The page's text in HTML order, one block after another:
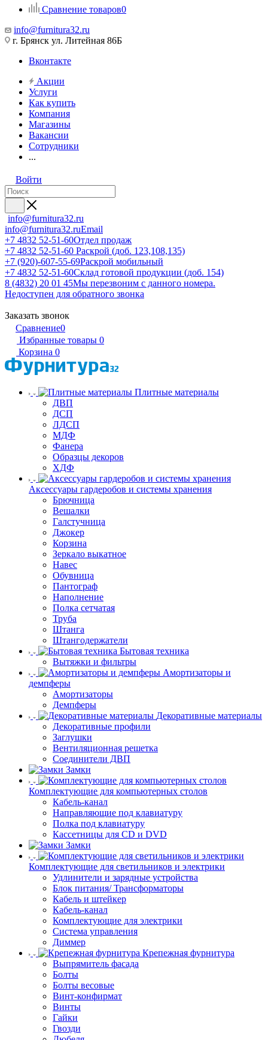
Сравнение товаров0
info@furnitura32.ru
г. Брянск ул. Литейная 86Б
Вконтакте
Акции
Услуги
Как купить
Компания
Магазины
Вакансии
Сотрудники
...
Войти
info@furnitura32.ru
info@furnitura32.ruEmail
+7 4832 52-51-60Отдел продаж
+7 4832 52-51-60 Раскрой (доб. 123,108,135)
+7 (920)-607-55-69Раскрой мобильный
+7 4832 52-51-60Склад готовой продукции (доб. 154)
8 (4832) 20 01 45Мы перезвоним с данного номера.
Недоступен для обратного звонка
Заказать звонок
Сравнение0
Избранные товары 0
Корзина 0
Плитные материалы
ДВП
ДСП
ЛДСП
МДФ
Фанера
Образцы декоров
ХДФ
Аксессуары гардеробов и системы хранения
Брючница
Вешалки
Галстучница
Джокер
Корзина
Зеркало выкатное
Навес
Обувница
Пантограф
Наполнение
Полка сетчатая
Труба
Штанга
Штангодержатели
Бытовая техника
Вытяжки и фильтры
Амортизаторы и
демпферы
Амортизаторы
Демпферы
Декоративные материалы
Декоративные профили
Заглушки
Вентиляционная решетка
Соединители ДВП
Замки
Комплектующие для компьютерных столов
Кабель-канал
Направляющие под клавиатуру
Полка под клавиатуру
Кассетницы для CD и DVD
Замки
Комплектующие для светильников и электрики
Удлинители и зарядные устройства
Блок питания/ Трансформаторы
Кабель и штейкер
Кабель-канал
Комплектующие для электрики
Система управления
Диммер
Крепежная фурнитура
Выпрямитель фасада
Болты
Болты весовые
Винт-конфирмат
Винты
Гайки
Гвозди